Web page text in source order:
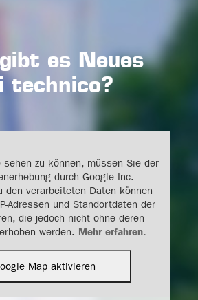
es Neues
technico?
Co. KG
zu können, müssen Sie der
durch Google Inc.
den verarbeiteten Daten können
Adressen und Standortdaten der
die jedoch nicht ohne deren
werden. Mehr erfahren.
Map aktivieren